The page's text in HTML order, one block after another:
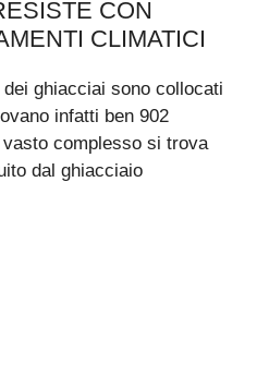
CON
CLIMATICI
ghiacciai sono collocati
infatti ben 902
complesso si trova
dal ghiacciaio